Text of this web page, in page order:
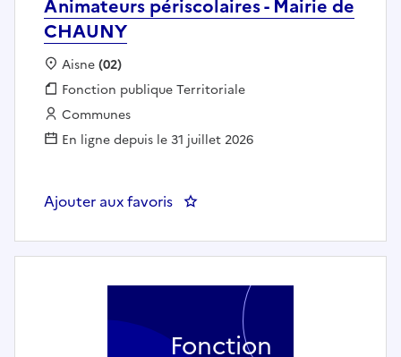
Animateurs périscolaires - Mairie de
CHAUNY
Localisation :
Aisne(02)
Fonction publique :
Fonction publique Territoriale
Employeur :
Communes
En ligne depuis le 31 juillet 2026
Ajouter aux favoris : Animateurs périscolaires -
Fonction